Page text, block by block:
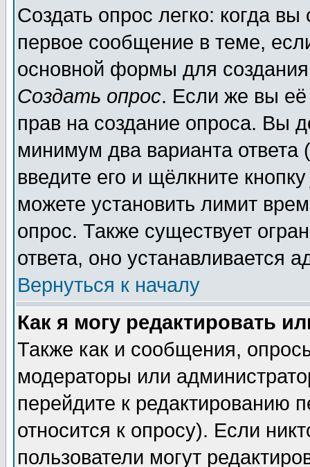
Создать опрос легко: когда
первое сообщение в теме,
основной формы для
Создать опрос. Если же вы её
прав на создание опроса. Вы
минимум два варианта ответа
введите его и щёлкните
можете установить лимит
опрос. Также существует
ответа, оно устанавливается
Вернуться к началу
Как я могу редактировать
Также как и сообщения,
модераторы или
перейдите к редактированию
относится к опросу). Если
пользователи могут